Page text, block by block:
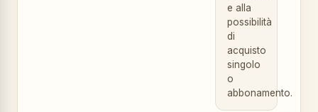
e alla
possibilità
di
acquisto
singolo
o
abbonamento.